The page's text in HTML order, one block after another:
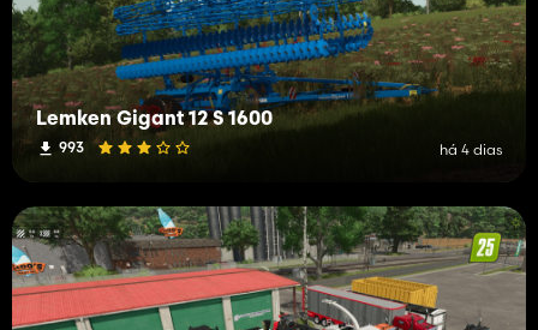
Lemken Gigant 12 S 1600
993 há 4 dias